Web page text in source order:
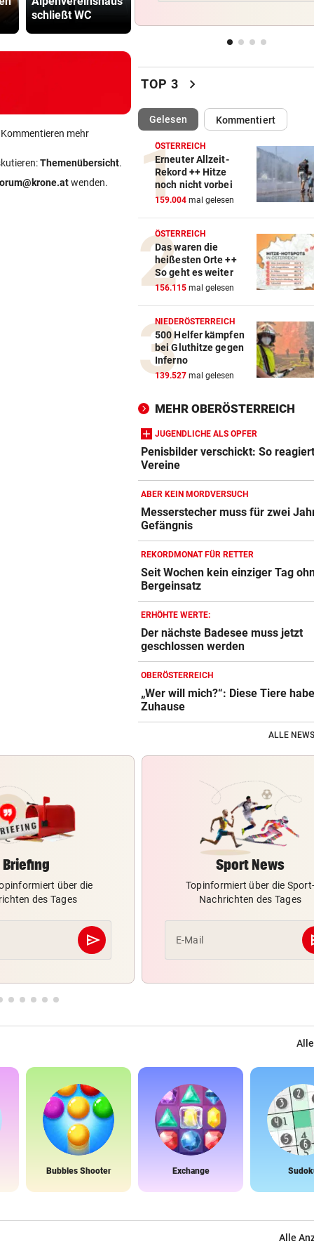
schließt WC
mehr
Themenübersicht.
wenden.
und stockfinster“
Kollision mit Linienbus
STRASSENUMFRAGE
Linzer kämpfen aktuell gegen
heiße Temperaturen
ORTSCHEF SPRICHT vor
Was soll aus der ehemaligen
Konditorei werden?
TOP 3 chevron_right
Gelesen(ausgewählt)Kommentiert
ÖSTERREICH
Erneuter Allzeit-
Rekord ++ Hitze
noch nicht vorbei
159.004 mal gelesen
ÖSTERREICH
Das waren die
heißesten Orte ++
So geht es weiter
156.115 mal gelesen
NIEDERÖSTERREICH
500 Helfer kämpfen
bei Gluthitze gegen
Inferno
139.527 mal gelesen
MEHR OBERÖSTERREICH
JUGENDLICHE ALS OPFER
Penisbilder verschickt: So
Vereine
ABER KEIN MORDVERSUCH
Messerstecher muss für zwei
Gefängnis
REKORDMONAT FÜR RETTER
Seit Wochen kein einziger Tag
Bergeinsatz
ERHÖHTE WERTE:
Der nächste Badesee muss jetzt
geschlossen werden
OBERÖSTERREICH
„Wer will mich?“: Diese Tiere
Zuhause
ALLE
Briefing
über die
des Tages
send
Abschicken
Sport News
Topinformiert über die Sport-
Nachrichten des Tages
E-Mail
Bubbles Shooter Exchange
Alle